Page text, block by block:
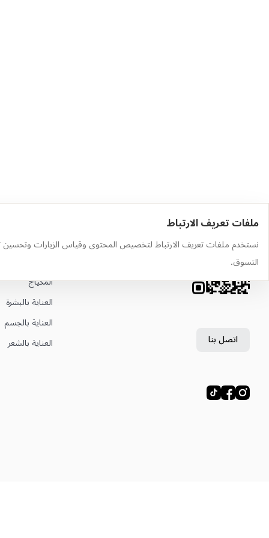
ملفات تعريف الارتباط
نستخدم ملفات تعريف الارتباط لتخصيص المحتوى وقياس الزيارات وتحسين
التسوق.
حمّل التطبيق
اتصل بنا
أهم الفئات
المكياج
العناية بالبشرة
العناية بالجسم
العناية بالشعر